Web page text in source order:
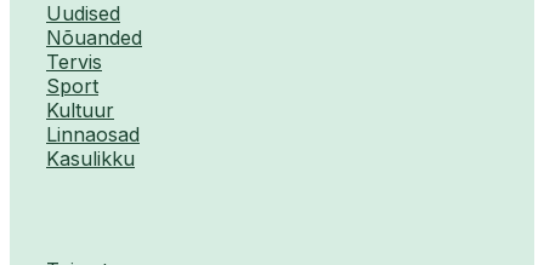
Uudised
Nõuanded
Tervis
Sport
Kultuur
Linnaosad
Kasulikku